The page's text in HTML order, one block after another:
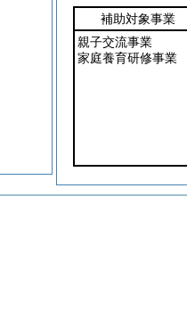
補助対象事業
親子交流事業
家庭養育研修事業